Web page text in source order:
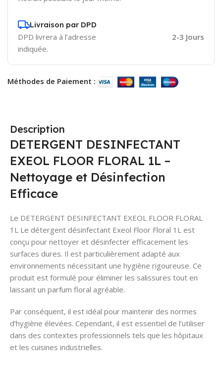
Livraison par DPD
DPD livrera à l’adresse
indiquée.
2-3 Jours
Méthodes de Paiement :
Description
DETERGENT DESINFECTANT
EXEOL FLOOR FLORAL 1L –
Nettoyage et Désinfection
Efficace
Le DETERGENT DESINFECTANT EXEOL FLOOR FLORAL
1L Le détergent désinfectant Exeol Floor Floral 1L est
conçu pour nettoyer et désinfecter efficacement les
surfaces dures. Il est particulièrement adapté aux
environnements nécessitant une hygiène rigoureuse. Ce
produit est formulé pour éliminer les salissures tout en
laissant un parfum floral agréable.
Par conséquent, il est idéal pour maintenir des normes
d’hygiène élevées. Cependant, il est essentiel de l’utiliser
dans des contextes professionnels tels que les hôpitaux
et les cuisines industrielles.